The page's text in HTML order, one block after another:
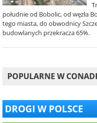
południe od Bobolic, od węzła
tego miasta, do obwodnicy
budowlanych przekracza 65%.
POPULARNE W
DROGI W POLSCE